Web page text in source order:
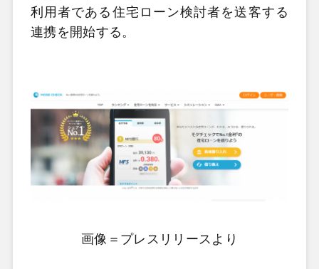
利用者である住宅ローン検討者を送客する
連携を開始する。
画像＝プレスリリースより